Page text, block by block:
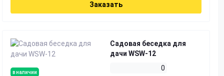
Заказать
в наличии
Садовая беседка для
дачи WSW-12
0